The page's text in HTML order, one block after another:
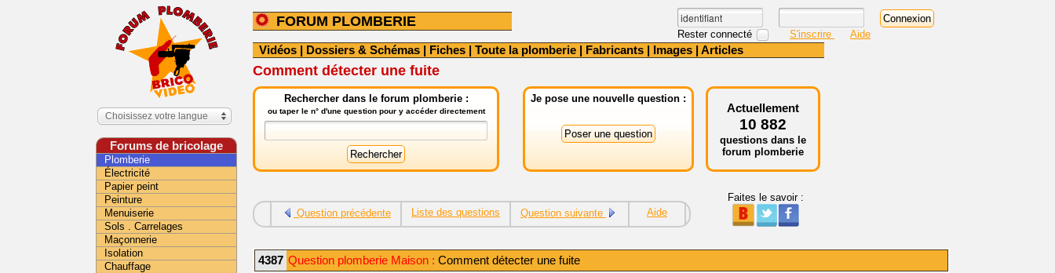
FORUM PLOMBERIE
Rester connecté S'inscrire Aide
Vidéos | Dossiers & Schémas | Fiches | Toute la plomberie | Fabricants | Images | Articles
Comment détecter une fuite
Rechercher dans le forum plomberie :
ou taper le n° d'une question pour y accéder directement
Je pose une nouvelle question :
Actuellement
10 882
questions dans le
forum plomberie
Question précédente Liste des questions Question suivante Aide
Faites le savoir :
4387 Question plomberie Maison : Comment détecter une fuite
Choisissez votre langue
Forums de bricolage
Plomberie
Électricité
Papier peint
Peinture
Menuiserie
Sols . Carrelages
Maçonnerie
Isolation
Chauffage